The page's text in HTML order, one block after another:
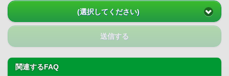
(選択してください)
送信する
関連するFAQ